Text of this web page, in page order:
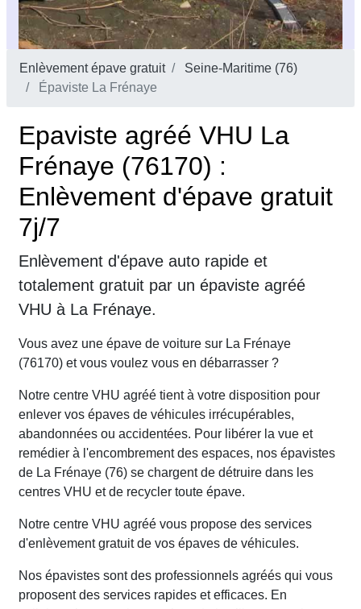
Enlèvement épave gratuit
Seine-Maritime (76)
Épaviste La Frénaye
Epaviste agréé VHU La
Frénaye (76170) :
Enlèvement d'épave gratuit
7j/7
Enlèvement d'épave auto rapide et
totalement gratuit par un épaviste agréé
VHU à La Frénaye.
Vous avez une épave de voiture sur La Frénaye
(76170) et vous voulez vous en débarrasser ?
Notre centre VHU agréé tient à votre disposition pour
enlever vos épaves de véhicules irrécupérables,
abandonnées ou accidentées. Pour libérer la vue et
remédier à l'encombrement des espaces, nos épavistes
de La Frénaye (76) se chargent de détruire dans les
centres VHU et de recycler toute épave.
Notre centre VHU agréé vous propose des services
d'enlèvement gratuit de vos épaves de véhicules.
Nos épavistes sont des professionnels agréés qui vous
proposent des services rapides et efficaces. En